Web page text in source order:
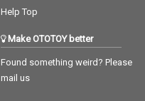
Help Top
Make OTOTOY better
Found something weird? Please
mail us